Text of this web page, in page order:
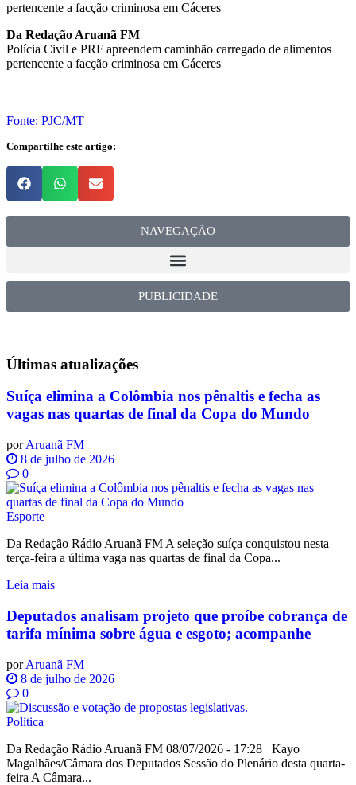
Da Redação Aruanã FM
Polícia Civil e PRF apreendem caminhão carregado de alimentos
pertencente a facção criminosa em Cáceres
Fonte: PJC/MT
Compartilhe este artigo:
NAVEGAÇÃO
PUBLICIDADE
Últimas atualizações
Suíça elimina a Colômbia nos pênaltis e fecha as
vagas nas quartas de final da Copa do Mundo
por Aruanã FM
8 de julho de 2026
0
Esporte
Da Redação Rádio Aruanã FM A seleção suíça conquistou nesta
terça-feira a última vaga nas quartas de final da Copa...
Leia mais
Deputados analisam projeto que proíbe cobrança de
tarifa mínima sobre água e esgoto; acompanhe
por Aruanã FM
8 de julho de 2026
0
Política
Da Redação Rádio Aruanã FM 08/07/2026 - 17:28 Kayo
Magalhães/Câmara dos Deputados Sessão do Plenário desta quarta-
feira A Câmara...